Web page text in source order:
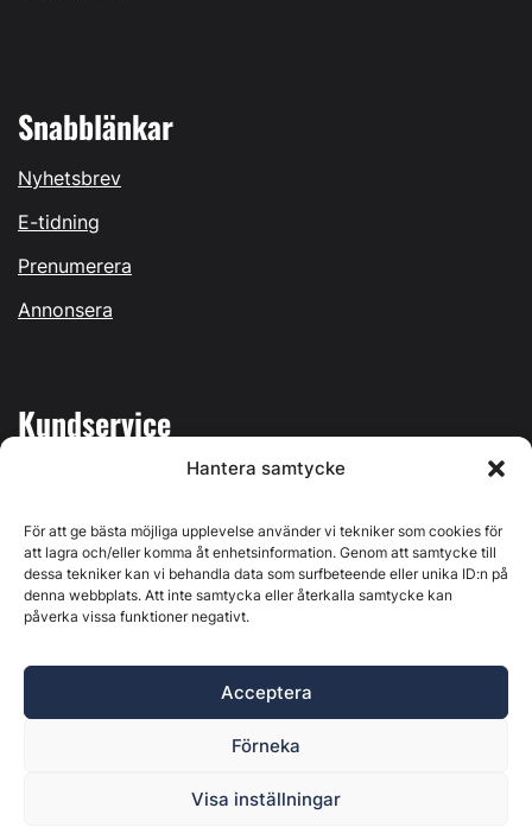
Hantera samtycke
För att ge bästa möjliga upplevelse använder vi tekniker som cookies för
att lagra och/eller komma åt enhetsinformation. Genom att samtycke till
dessa tekniker kan vi behandla data som surfbeteende eller unika ID:n på
denna webbplats. Att inte samtycka eller återkalla samtycke kan
påverka vissa funktioner negativt.
Acceptera
Förneka
Visa inställningar
Snabblänkar
Nyhetsbrev
E-tidning
Prenumerera
Annonsera
Kundservice
Kontakta oss
Östernäsvägen 1, 827 32 Ljusdal, org.nr: 556625-6425 -
Ansvarig utgivare: Henrik Ekberg. Innehållet på denna
webbplats är upphovsrättsligt skyddat. Ange källa vid citering.
Byggvärlden är en del avMarknadsdatagruppen
Policy för datahantering, integritet och cookies